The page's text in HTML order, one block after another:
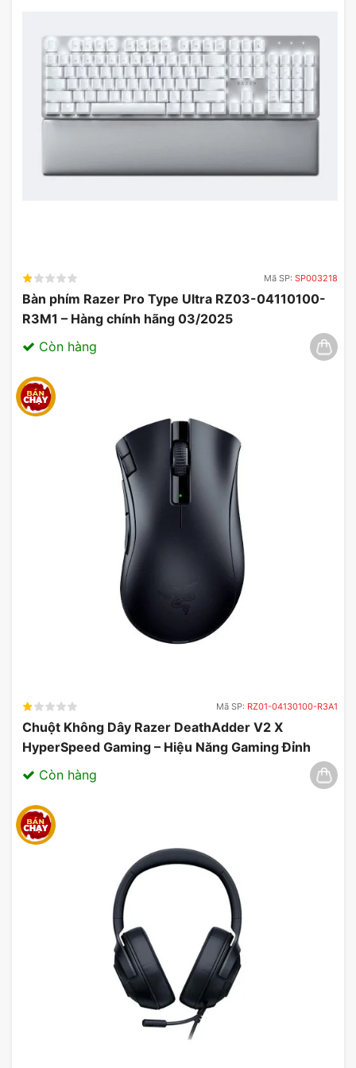
Mã SP: SP003218
Bàn phím Razer Pro Type Ultra RZ03-04110100-
R3M1 – Hàng chính hãng 03/2025
Còn hàng
Mã SP: RZ01-04130100-R3A1
Chuột Không Dây Razer DeathAdder V2 X
HyperSpeed Gaming – Hiệu Năng Gaming Đỉnh
Cao 03/2025
Còn hàng